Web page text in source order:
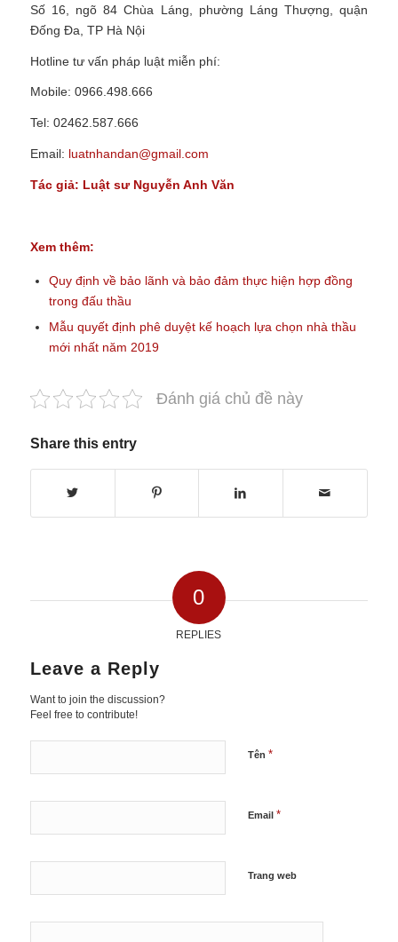
Số 16, ngõ 84 Chùa Láng, phường Láng Thượng, quận
Đống Đa, TP Hà Nội
Hotline tư vấn pháp luật miễn phí:
Mobile: 0966.498.666
Tel: 02462.587.666
Email: luatnhandan@gmail.com
Tác giả: Luật sư Nguyễn Anh Văn
Xem thêm:
Quy định về bảo lãnh và bảo đảm thực hiện hợp đồng
trong đấu thầu
Mẫu quyết định phê duyệt kế hoạch lựa chọn nhà thầu
mới nhất năm 2019
Đánh giá chủ đề này
Share this entry
0
REPLIES
Leave a Reply
Want to join the discussion?
Feel free to contribute!
Tên *
Email *
Trang web